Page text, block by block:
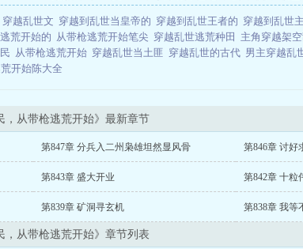
穿越乱世文 穿越到乱世当皇帝的 穿越到乱世王者的 穿越到乱世
荒开始的 从带枪逃荒开始笔尖 穿越乱世逃荒种田 主角穿越架
从带枪逃荒开始 穿越乱世当土匪 穿越乱世的古代 男主穿越乱
开始陈大全
，从带枪逃荒开始》最新章节
第847章 分兵入二州枭雄坦然显风骨 第846章 讨好
第843章 盛大开业 第842章 十粒
第839章 矿洞寻玄机 第838章 我等
，从带枪逃荒开始》章节列表